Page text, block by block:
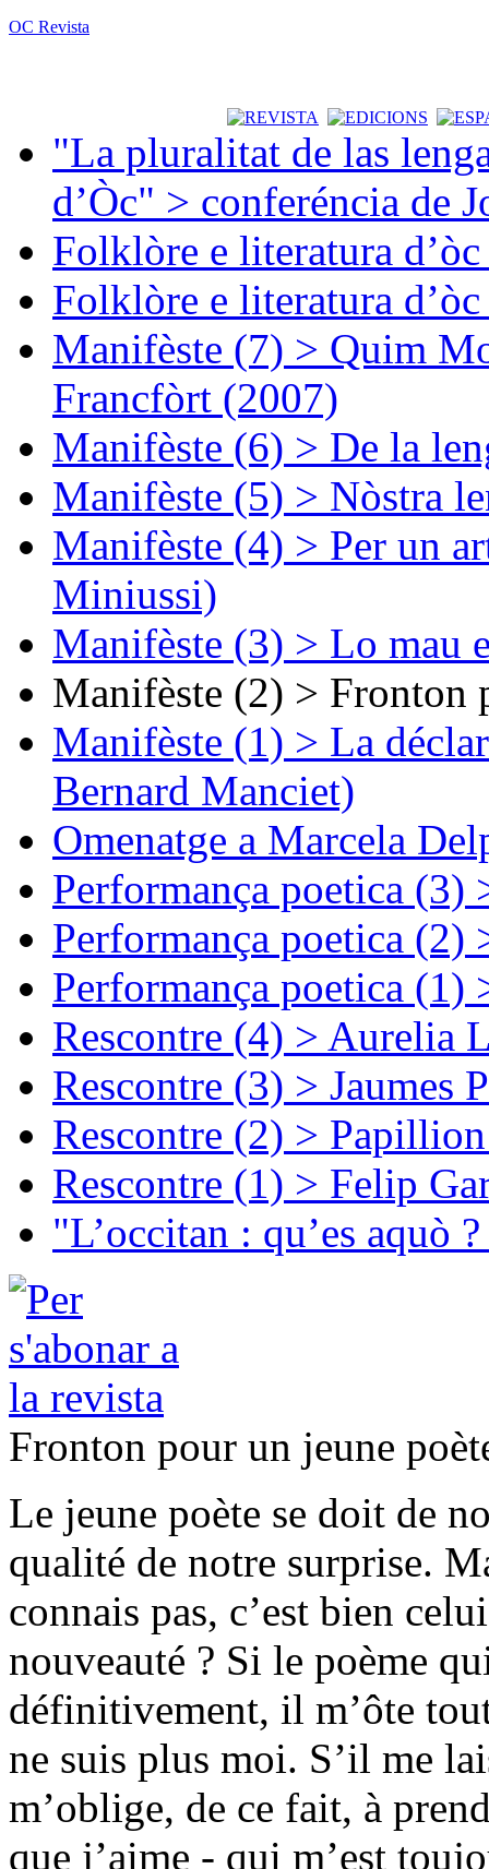
OC Revista
"La pluralitat de las
d’Òc" > conferéncia de
Folklòre e literatura
Folklòre e literatura
Manifèste (7) > Quim
Francfòrt (2007)
Manifèste (6) > De la
Manifèste (5) > Nòstra
Manifèste (4) > Per un
Miniussi)
Manifèste (3) > Lo mau
Manifèste (2) > Fronton
Manifèste (1) > La
Bernard Manciet)
Omenatge a Marcela
Performança poetica (3)
Performança poetica (2)
Performança poetica (1)
Rescontre (4) > Aurelia
Rescontre (3) > Jaumes
Rescontre (2) >
Rescontre (1) > Felip
"L’occitan : qu’es aquò
Fronton pour un jeune
Le jeune poète se doit de
qualité de notre surprise.
connais pas, c’est bien
nouveauté ? Si le poème
définitivement, il m’ôte
ne suis plus moi. S’il me
m’oblige, de ce fait, à
que j’aime - qui m’est